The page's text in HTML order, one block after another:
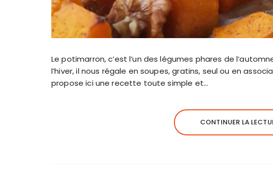
Le potimarron, c’est l’un des légumes phares de
l’hiver, il nous régale en soupes, gratins, seul ou en
propose ici une recette toute simple et…
CONTINUER LA